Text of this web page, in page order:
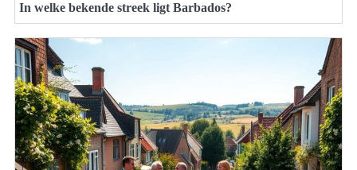
In welke bekende streek ligt Barbados?